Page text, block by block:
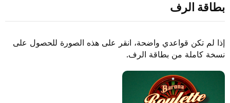
بطاقة الرف
إذا لم تكن قواعدي واضحة، انقر على هذه الصورة للحصول على
نسخة كاملة من بطاقة الرف.